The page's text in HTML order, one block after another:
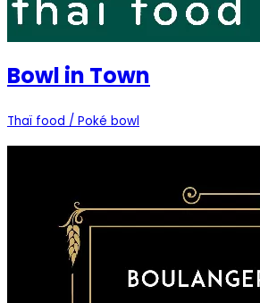
Bowl in Town
Thaï food / Poké bowl